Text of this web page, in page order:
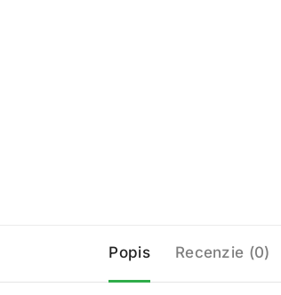
Popis Recenzie (0)